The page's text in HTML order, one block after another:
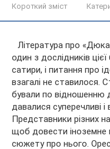
Короткий зміст
Література про
один з дослідників
сатири, і питання про
взагалі не ставилося.
бували по відношенню
давалися суперечливі
Представники різних
щоб довести іноземне
сюжету про нього.